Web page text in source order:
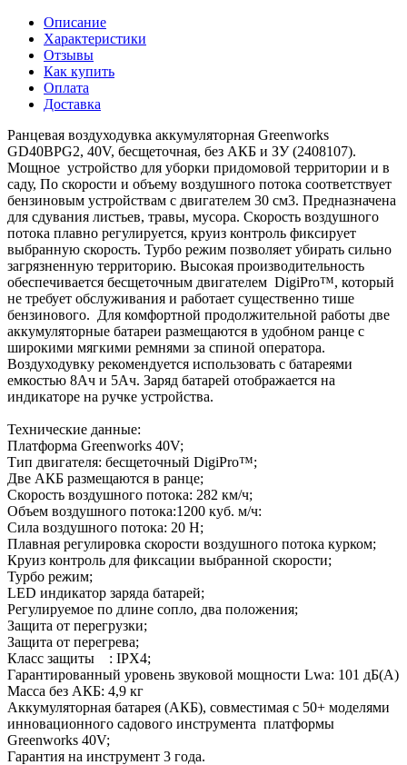
Описание
Характеристики
Отзывы
Как купить
Оплата
Доставка
Ранцевая воздуходувка аккумуляторная Greenworks
GD40BPG2, 40V, бесщеточная, без АКБ и ЗУ (2408107).
Мощное устройство для уборки придомовой территории и в
саду, По скорости и объему воздушного потока соответствует
бензиновым устройствам с двигателем 30 см3. Предназначена
для сдувания листьев, травы, мусора. Скорость воздушного
потока плавно регулируется, круиз контроль фиксирует
выбранную скорость. Турбо режим позволяет убирать сильно
загрязненную территорию. Высокая производительность
обеспечивается бесщеточным двигателем DigiPro™, который
не требует обслуживания и работает существенно тише
бензинового. Для комфортной продолжительной работы две
аккумуляторные батареи размещаются в удобном ранце с
широкими мягкими ремнями за спиной оператора.
Воздуходувку рекомендуется использовать с батареями
емкостью 8Ач и 5Ач. Заряд батарей отображается на
индикаторе на ручке устройства.
Технические данные:
Платформа Greenworks 40V;
Тип двигателя: бесщеточный DigiPro™;
Две АКБ размещаются в ранце;
Скорость воздушного потока: 282 км/ч;
Объем воздушного потока:1200 куб. м/ч:
Сила воздушного потока: 20 Н;
Плавная регулировка скорости воздушного потока курком;
Круиз контроль для фиксации выбранной скорости;
Турбо режим;
LED индикатор заряда батарей;
Регулируемое по длине сопло, два положения;
Защита от перегрузки;
Защита от перегрева;
Класс защиты : IPX4;
Гарантированный уровень звуковой мощности Lwa: 101 дБ(А)
Масса без АКБ: 4,9 кг
Аккумуляторная батарея (АКБ), совместимая с 50+ моделями
инновационного садового инструмента платформы
Greenworks 40V;
Гарантия на инструмент 3 года.